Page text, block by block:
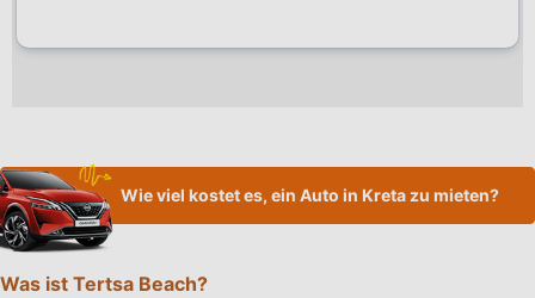
Wie viel kostet es, ein Auto in Kreta zu mieten?
Was ist Tertsa Beach?